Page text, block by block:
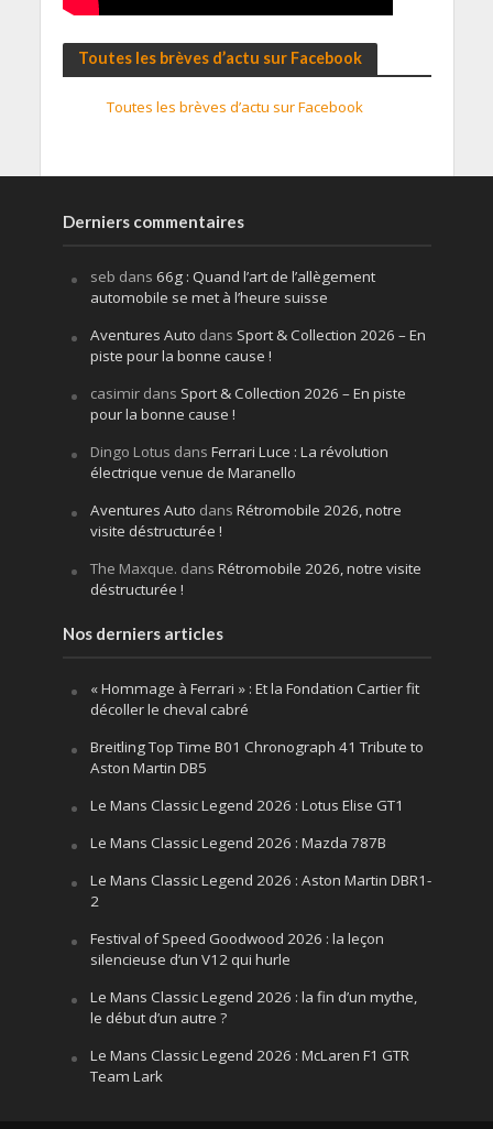
Toutes les brèves d’actu sur Facebook
Toutes les brèves d’actu sur Facebook
Derniers commentaires
seb dans 66g : Quand l’art de l’allègement
automobile se met à l’heure suisse
Aventures Auto dans Sport & Collection 2026 – En
piste pour la bonne cause !
casimirdans Sport & Collection 2026 – En piste
pour la bonne cause !
Dingo Lotus dans Ferrari Luce : La révolution
électrique venue de Maranello
Aventures Auto dans Rétromobile 2026, notre
visite déstructurée !
The Maxque. dans Rétromobile 2026, notre visite
déstructurée !
Nos derniers articles
« Hommage à Ferrari » : Et la Fondation Cartier fit
décoller le cheval cabré
Breitling Top Time B01 Chronograph 41 Tribute to
Aston Martin DB5
Le Mans Classic Legend 2026 : Lotus Elise GT1
Le Mans Classic Legend 2026 : Mazda 787B
Le Mans Classic Legend 2026 : Aston Martin DBR1-
2
Festival of Speed Goodwood 2026 : la leçon
silencieuse d’un V12 qui hurle
Le Mans Classic Legend 2026 : la fin d’un mythe,
le début d’un autre ?
Le Mans Classic Legend 2026 : McLaren F1 GTR
Team Lark